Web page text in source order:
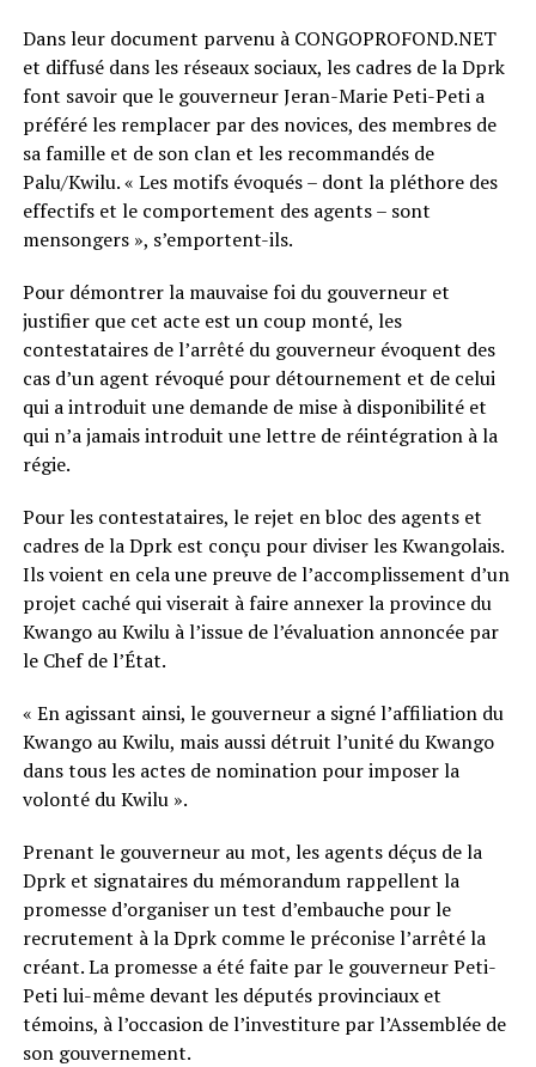
Dans leur document parvenu à CONGOPROFOND.NET
et diffusé dans les réseaux sociaux, les cadres de la Dprk
font savoir que le gouverneur Jeran-Marie Peti-Peti a
préféré les remplacer par des novices, des membres de
sa famille et de son clan et les recommandés de
Palu/Kwilu. « Les motifs évoqués – dont la pléthore des
effectifs et le comportement des agents – sont
mensongers », s’emportent-ils.
Pour démontrer la mauvaise foi du gouverneur et
justifier que cet acte est un coup monté, les
contestataires de l’arrêté du gouverneur évoquent des
cas d’un agent révoqué pour détournement et de celui
qui a introduit une demande de mise à disponibilité et
qui n’a jamais introduit une lettre de réintégration à la
régie.
Pour les contestataires, le rejet en bloc des agents et
cadres de la Dprk est conçu pour diviser les Kwangolais.
Ils voient en cela une preuve de l’accomplissement d’un
projet caché qui viserait à faire annexer la province du
Kwango au Kwilu à l’issue de l’évaluation annoncée par
le Chef de l’État.
« En agissant ainsi, le gouverneur a signé l’affiliation du
Kwango au Kwilu, mais aussi détruit l’unité du Kwango
dans tous les actes de nomination pour imposer la
volonté du Kwilu ».
Prenant le gouverneur au mot, les agents déçus de la
Dprk et signataires du mémorandum rappellent la
promesse d’organiser un test d’embauche pour le
recrutement à la Dprk comme le préconise l’arrêté la
créant. La promesse a été faite par le gouverneur Peti-
Peti lui-même devant les députés provinciaux et
témoins, à l’occasion de l’investiture par l’Assemblée de
son gouvernement.